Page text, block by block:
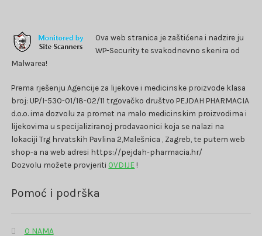
Ova web stranica je zaštićena i nadzire ju
WP-Security te svakodnevno skenira od
Malwarea!
Prema rješenju Agencije za lijekove i medicinske proizvode klasa
broj: UP/I-530-01/18-02/11 trgovačko društvo PEJDAH PHARMACIA
d.o.o. ima dozvolu za promet na malo medicinskim proizvodima i
lijekovima u specijaliziranoj prodavaonici koja se nalazi na
lokaciji Trg hrvatskih Pavlina 2,Malešnica , Zagreb, te putem web
shop-a na web adresi https://pejdah-pharmacia.hr/
Dozvolu možete provjeriti OVDIJE !
Pomoć i podrška
O NAMA